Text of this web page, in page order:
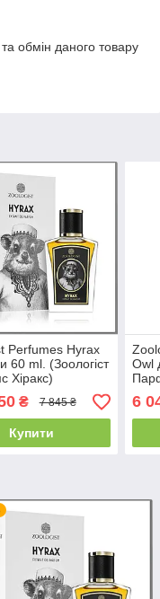
обмін даного товару
Perfumes Hyrax
60 ml. (Зоологіст
Хіракс)
₴ 7 845 ₴
Купити
Owl
6